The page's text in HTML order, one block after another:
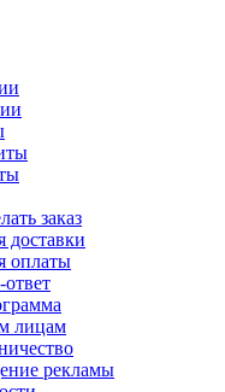
заказ
доставки
оплаты
лицам
рекламы